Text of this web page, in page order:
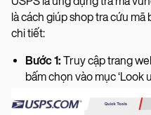
là cách giúp shop tra cứu
chi tiết:
Bước 1: Truy cập trang
bấm chọn vào mục ‘Look